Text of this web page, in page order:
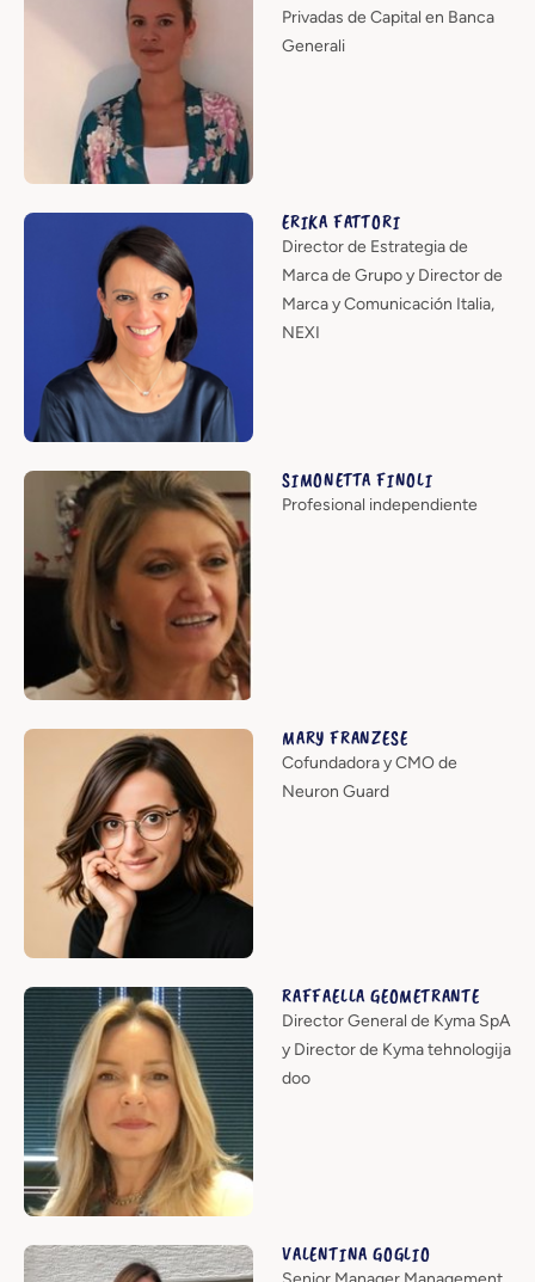
Privadas de Capital en Banca
Generali
ERIKA FATTORI
Director de Estrategia de
Marca de Grupo y Director de
Marca y Comunicación Italia,
NEXI
SIMONETTA FINOLI
Profesional independiente
MARY FRANZESE
Cofundadora y CMO de
Neuron Guard
RAFFAELLA GEOMETRANTE
Director General de Kyma SpA
y Director de Kyma tehnologija
doo
VALENTINA GOGLIO